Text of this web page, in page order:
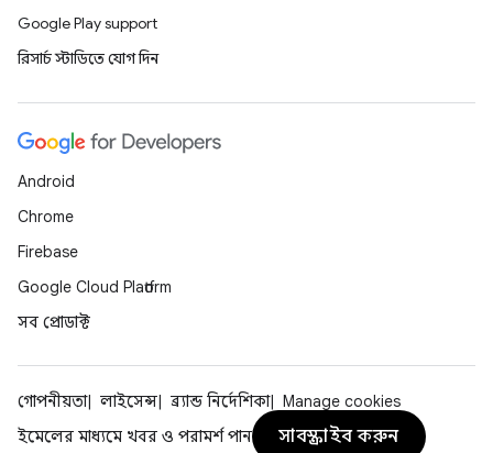
Google Play support
রিসার্চ স্টাডিতে যোগ দিন
Android
Chrome
Firebase
Google Cloud Platform
সব প্রোডাক্ট
গোপনীয়তা লাইসেন্স ব্র্যান্ড নির্দেশিকা
Manage cookies
ইমেলের মাধ্যমে খবর ও পরামর্শ পান
সাবস্ক্রাইব করুন